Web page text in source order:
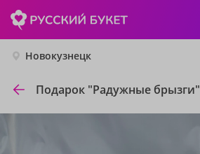
Новокузнецк
Подарок "Радужные брызги"